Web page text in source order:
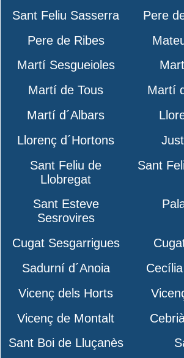
Sant Feliu Sasserra
Pere
Pere de Ribes
Martí Sesgueioles
Martí de Tous
Martí
Martí d´Albars
Llorenç d´Hortons
Sant Feliu de
Llobregat
Sant
Sant Esteve
Sesrovires
Cugat Sesgarrigues
Sadurní d´Anoia
Vicenç dels Horts
Vicenç de Montalt
Sant Boi de Lluçanès